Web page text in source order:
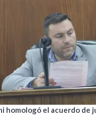
homologó el acuerdo de